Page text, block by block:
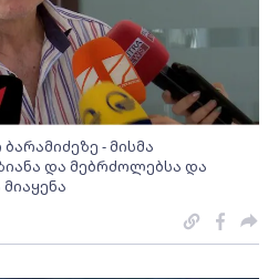
- მისმა
და მებრძოლებსა და